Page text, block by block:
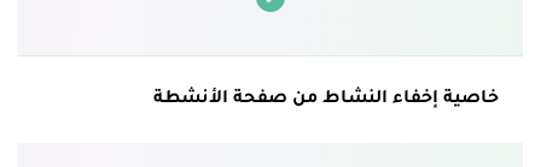
خاصية إخفاء النشاط من صفحة الأنشطة